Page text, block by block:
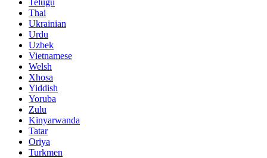
Telugu
Thai
Ukrainian
Urdu
Uzbek
Vietnamese
Welsh
Xhosa
Yiddish
Yoruba
Zulu
Kinyarwanda
Tatar
Oriya
Turkmen